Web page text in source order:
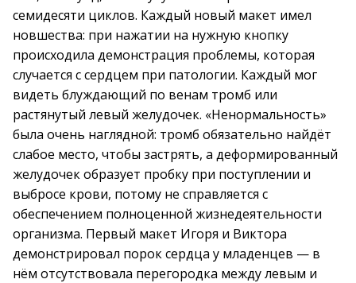
семидесяти циклов. Каждый новый макет имел
новшества: при нажатии на нужную кнопку
происходила демонстрация проблемы, которая
случается с сердцем при патологии. Каждый мог
видеть блуждающий по венам тромб или
растянутый левый желудочек. «Ненормальность»
была очень наглядной: тромб обязательно найдёт
слабое место, чтобы застрять, а деформированный
желудочек образует пробку при поступлении и
выбросе крови, потому не справляется с
обеспечением полноценной жизнедеятельности
организма. Первый макет Игоря и Виктора
демонстрировал порок сердца у младенцев — в
нём отсутствовала перегородка между левым и